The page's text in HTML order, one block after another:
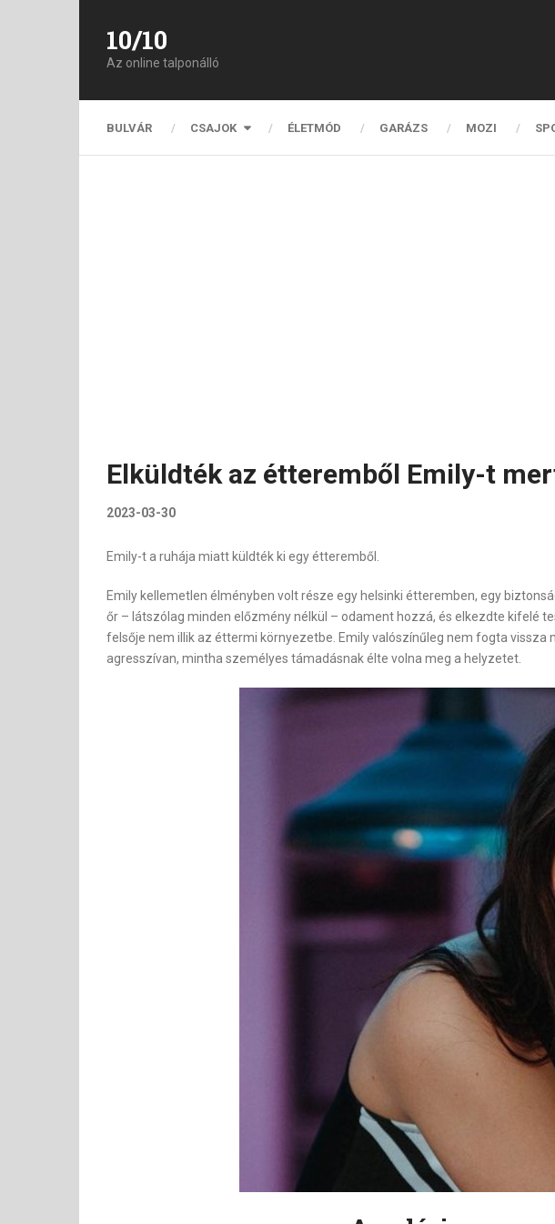
10/10
Az online talponálló
BULVÁR CSAJOK ÉLETMÓD GARÁZS MOZI
Elküldték az étteremből Emily-t
2023-03-30
Emily-t a ruhája miatt küldték ki egy étteremből.
Emily kellemetlen élményben volt része egy helsinki étteremben, egy
őr – látszólag minden előzmény nélkül – odament hozzá, és elkezdte kifelé
felsője nem illik az éttermi környezetbe. Emily valószínűleg nem fogta
agresszívan, mintha személyes támadásnak élte volna meg a helyzetet.